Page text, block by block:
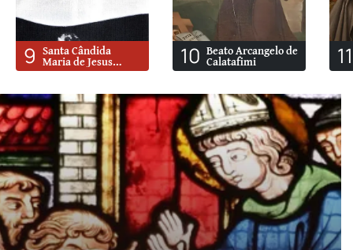
9 Santa Cândida
Maria de Jesus
Cipitria
10 Beato Arcangelo de
Calatafimi 11